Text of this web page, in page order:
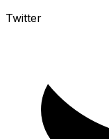
Twitter